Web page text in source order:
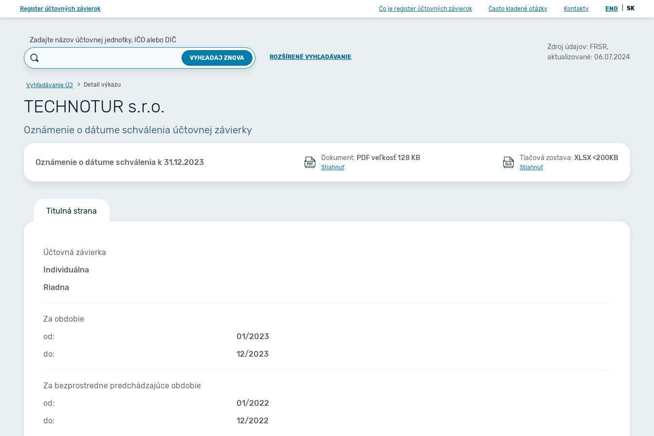
Register účtovných závierok Čo je register účtovných závierok Často kladené otázky Kontakty ENG SK
Zadajte názov účtovnej jednotky, IČO alebo DIČ
VYHĽADAJ ZNOVA ROZŠÍRENÉ VYHĽADÁVANIE
Zdroj údajov: FRSR,
aktualizované: 06.07.2024
Vyhľadávanie ÚJ Detail výkazu
TECHNOTUR s.r.o.
Oznámenie o dátume schválenia účtovnej závierky
Oznámenie o dátume schválenia k 31.12.2023 Dokument: PDF veľkosť 128 KB
Stiahnuť
Tlačová zostava: XLSX <200KB
Stiahnuť
Titulná strana
Účtovná závierka
Individuálna
Riadna
Za obdobie
od:
01/2023
do:
12/2023
Za bezprostredne predchádzajúce obdobie
od:
01/2022
do:
12/2022